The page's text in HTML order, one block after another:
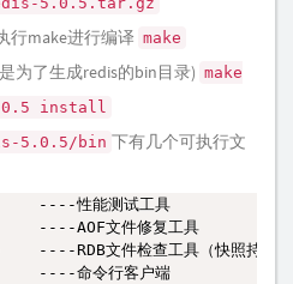
行make进行编译 make
为了生成redis的bin目录) make
install
5.0.5/bin 下有几个可执行文
----性能测试工具
----AOF文件修复工具
----RDB文件检查工具（快照持久化
命令行客户端